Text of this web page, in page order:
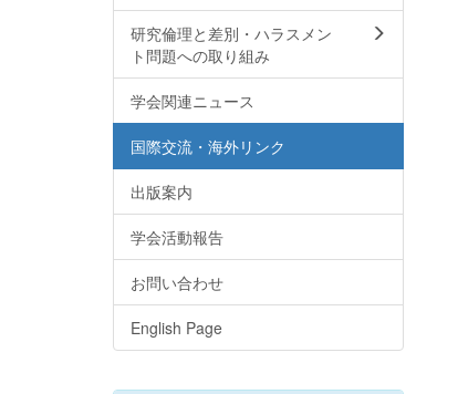
研究倫理と差別・ハラスメン
ト問題への取り組み
学会関連ニュース
国際交流・海外リンク
出版案内
学会活動報告
お問い合わせ
English Page